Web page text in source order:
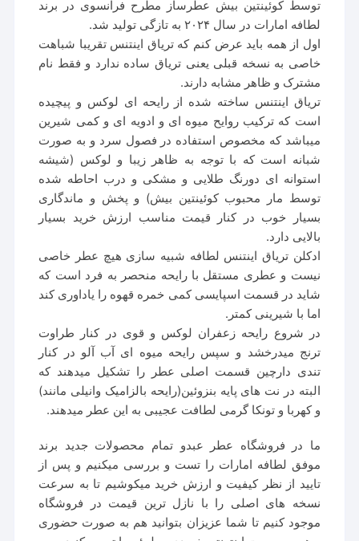
توسط کوئینتین بیش عطرساز مطرح فرانسوی در برند
لطافه امارات در سال ۲۰۲۴ به تازگی تولید شد.
اول از همه باید عرض کنم که تریاق اینتنس تقریبا شباهت
خاصی به نسخه قبلی یعنی تریاق ساده ندارد و فقط نام
مشترک و ظاهر مشابه دارند.
تریاق اینتنس ساخته شده از رایحه ای لوکس و پیچیده
است که ترکیب روایح میوه ای و ادویه ای و کمی شیرین
میباشد که مخصوص استفاده در فصول سرد و به صورت
شبانه است که با توجه به ظاهر زیبا و لوکس (شیشه
استوانه ای دورنگ طلایی و مشکی و درب احاطه شده
توسط مار محبوب کوئینتین بیش) و پخش و ماندگاری
بسیار خوب در کنار قیمت مناسب ارزش خرید بسیار
بالایی دارد.
ادکلن تریاق اینتنس لطافه شبیه سازی هیچ عطر خاصی
نیست و عطری مستقل با رایحه منحصر به فرد است که
شاید در قسمت اسپایسی کمی خمره قهوه را یاداوری کند
اما با شیرینی کمتر.
در شروع رایحه زعفران لوکس و قوی در کنار طراوت
ترنج میدرخشد و سپس رایحه میوه ای آب آلو در کنار
تندی دارچین قسمت اصلی عطر را تشکیل میدهند که
البته در نت های پایه بنزوئین(رایحه بالزامیک وانیلی مانند)
و کهربا و تونکا گرمی لطافت عجیبی به این عطر میدهند.
ما در فروشگاه عطر عبدو تمام محصولات جدید برند
موفق لطافه امارات را تست و بررسی میکنیم و پس از
تایید از نظر کیفیت و ارزش خرید میکوشیم تا به سرعت
نسخه های اصلی را با نازل ترین قیمت در فروشگاه
موجود کنیم تا شما عزیزان بتوانید هم به صورت حضوری